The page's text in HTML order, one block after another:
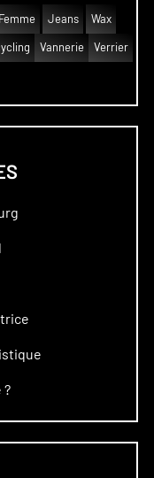
Femme Jeans Wax
Vannerie Verrier
?